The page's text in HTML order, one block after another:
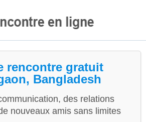
rencontre gratuit
Bangladesh
des relations
nouveaux amis sans limites